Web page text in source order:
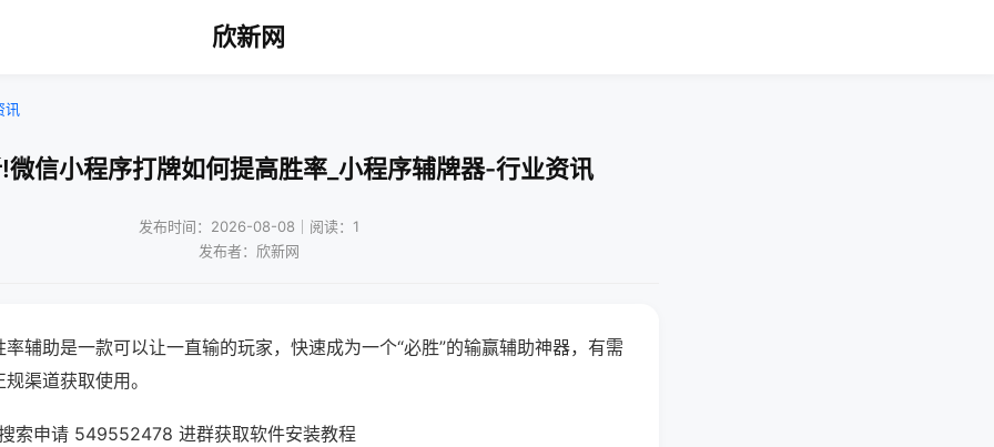
欣新网
讯
微信小程序打牌如何提高胜率_小程序辅牌器-行业资讯
发布时间：2026-08-08｜阅读：1
发布者：欣新网
辅助是一款可以让一直输的玩家，快速成为一个“必胜”的输赢辅助神器，有需
渠道获取使用。
索申请 549552478 进群获取软件安装教程